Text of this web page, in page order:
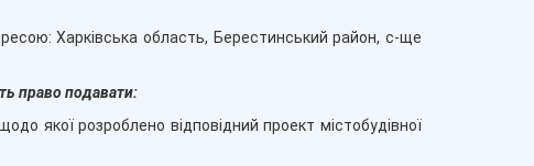
Харківська область, Берестинський район, с-ще
право подавати:
якої розроблено відповідний проект містобудівної